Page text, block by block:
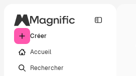
Créer
Accueil
Rechercher